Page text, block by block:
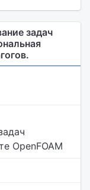
задач
OpenFOAM